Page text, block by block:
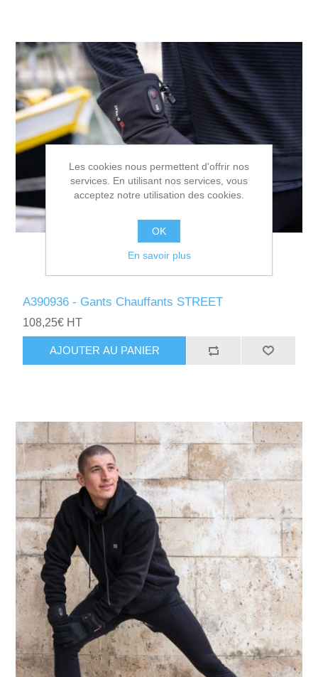
A390936 - Gants Chauffants STREET
108,25€ HT
AJOUTER AU PANIER
Les cookies nous permettent d'offrir nos
services. En utilisant nos services, vous
acceptez notre utilisation des cookies.
OK
En savoir plus